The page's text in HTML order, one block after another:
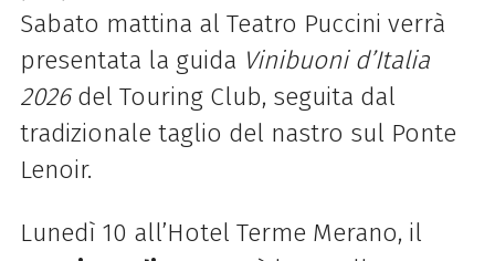
Sabato mattina al Teatro Puccini verrà
presentata la guida Vinibuoni d’Italia
2026del Touring Club, seguita dal
tradizionale taglio del nastro sul Ponte
Lenoir.
Lunedì 10 all’Hotel Terme Merano, il